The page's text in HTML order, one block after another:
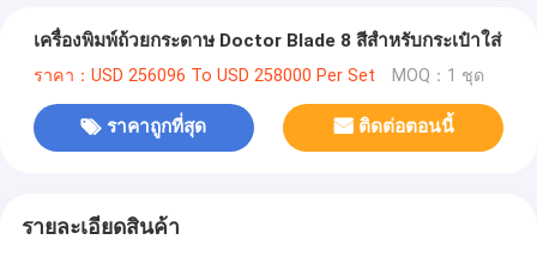
เครื่องพิมพ์ถ้วยกระดาษ Doctor Blade 8 สีสำหรับกระเป๋าใส่
ราคา：USD 256096 To USD 258000 Per Set MOQ：1 ชุด
ราคาถูกที่สุด ติดต่อตอนนี้
รายละเอียดสินค้า